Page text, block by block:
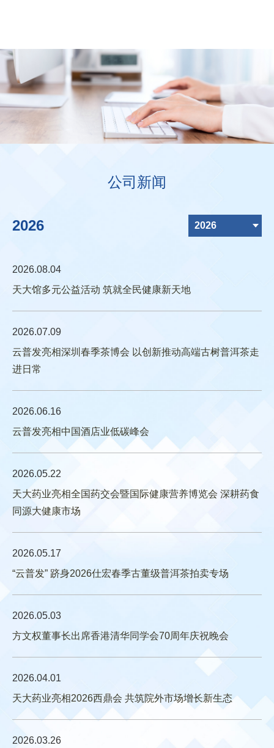
公司新闻
传媒查询
公司新闻
2026 2026
2026.08.04
天大馆多元公益活动 筑就全民健康新天地
2026.07.09
云普发亮相深圳春季茶博会 以创新推动高端古树普洱茶走
进日常
2026.06.16
云普发亮相中国酒店业低碳峰会
2026.05.22
天大药业亮相全国药交会暨国际健康营养博览会 深耕药食
同源大健康市场
2026.05.17
“云普发” 跻身2026仕宏春季古董级普洱茶拍卖专场
2026.05.03
方文权董事长出席香港清华同学会70周年庆祝晚会
2026.04.01
天大药业亮相2026西鼎会 共筑院外市场增长新生态
2026.03.26